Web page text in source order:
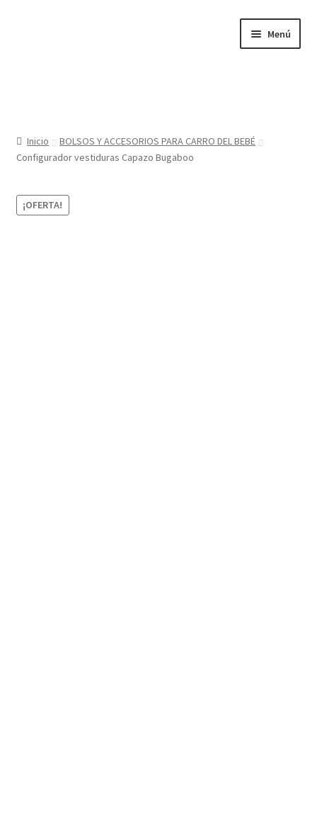
Menú
Sobre nosotros
BABYGLO® MARCA REGISTRADA
Inicio
BOLSOS Y ACCESORIOS PARA CARRO DEL BEBÉ
Configurador vestiduras Capazo Bugaboo
¡OFERTA!